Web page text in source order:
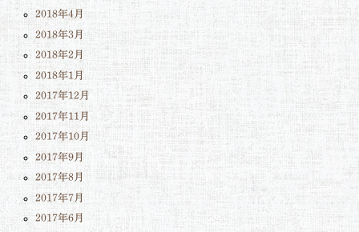
2018年4月
2018年3月
2018年2月
2018年1月
2017年12月
2017年11月
2017年10月
2017年9月
2017年8月
2017年7月
2017年6月